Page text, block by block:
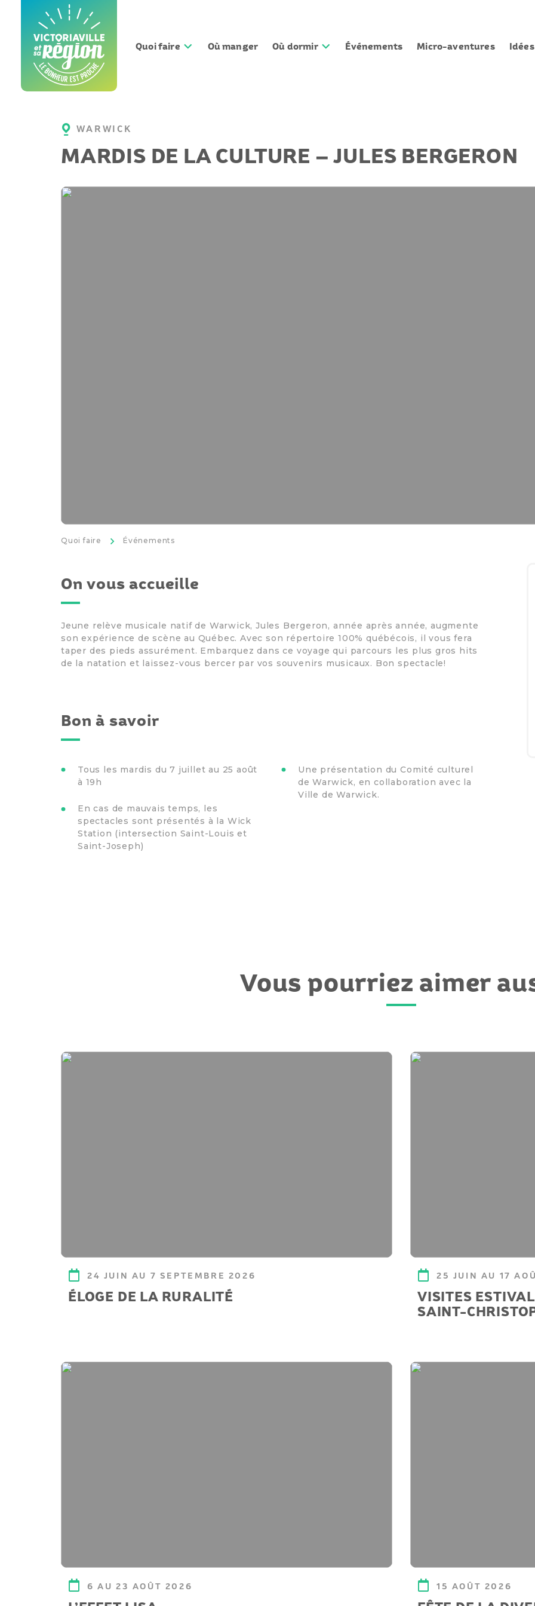
contenu
Quoi faire Où manger Où dormir Événements Micro-aventures
WARWICK
MARDIS DE LA CULTURE – JULES BERGERON
Quoi faire >
Événements
On vous accueille
Jeune relève musicale natif de Warwick, Jules Bergeron, année après année, augmente
son expérience de scène au Québec. Avec son répertoire 100% québécois, il vous fera
taper des pieds assurément. Embarquez dans ce voyage qui parcours les plus gros hits
de la natation et laissez-vous bercer par vos souvenirs musicaux. Bon spectacle!
Bon à savoir
Tous les mardis du 7 juillet au 25 août
à 19h
En cas de mauvais temps, les
spectacles sont présentés à la Wick
Station (intersection Saint-Louis et
Saint-Joseph)
Une présentation du Comité culturel
de Warwick, en collaboration avec la
Ville de Warwick.
Vous pourriez aimer
24 JUIN AU 7 SEPTEMBRE 2026
ÉLOGE DE LA RURALITÉ
25 JUIN AU 17
VISITES
SAINT-
6 AU 23 AOÛT 2026 15 AOÛT 2026